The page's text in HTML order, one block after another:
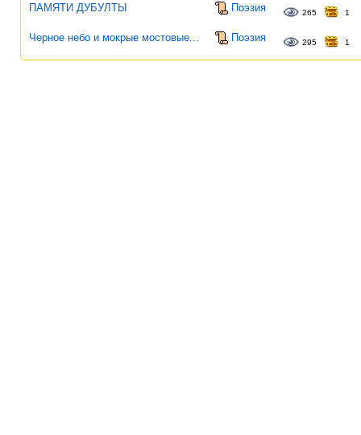
ПАМЯТИ ДУБУЛТЫ Поэзия 265 1
Черное небо и мокрые мостовые... Поэзия 295 1